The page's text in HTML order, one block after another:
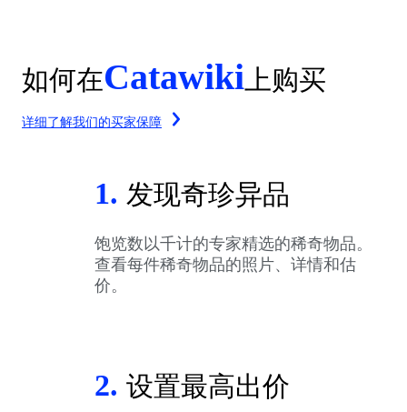
如何在Catawiki 上购买
详细了解我们的买家保障
1. 发现奇珍异品
饱览数以千计的专家精选的稀奇物品。
查看每件稀奇物品的照片、详情和估
价。
2. 设置最高出价